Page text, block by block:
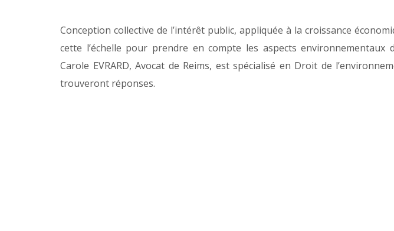
Conception collective de l’intérêt public, appliquée à la croissance
cette l’échelle pour prendre en compte les aspects environnementaux
Carole EVRARD, Avocat de Reims, est spécialisé en Droit de
trouveront réponses.